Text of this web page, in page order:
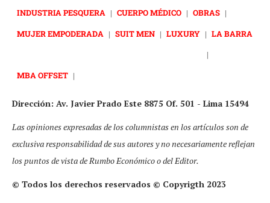
INDUSTRIA PESQUERA | CUERPO MÉDICO | OBRAS |
MUJER EMPODERADA | SUIT MEN | LUXURY | LA BARRA
|
MBA OFFSET |
Dirección: Av. Javier Prado Este 8875 Of. 501 - Lima 15494
Las opiniones expresadas de los columnistas en los artículos son de
exclusiva responsabilidad de sus autores y no necesariamente reflejan
los puntos de vista de Rumbo Económico o del Editor.
© Todos los derechos reservados © Copyrigth 2023